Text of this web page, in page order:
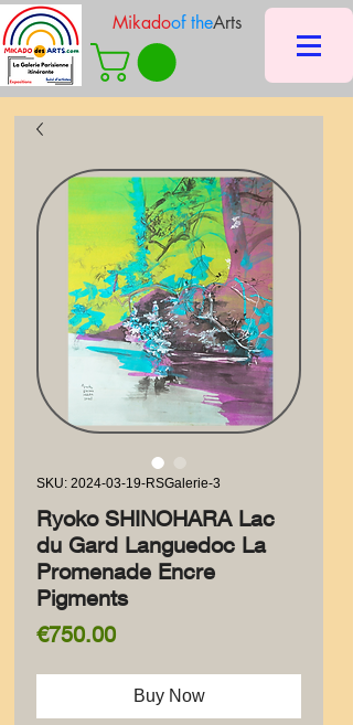
Mikadoof theArts
SKU: 2024-03-19-RSGalerie-3
Ryoko SHINOHARA Lac
du Gard Languedoc La
Promenade Encre
Pigments
€750.00Price
Buy Now